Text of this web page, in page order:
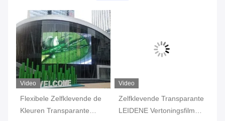
Video
Flexibele Zelfklevende de
Kleuren Transparante
Video
Zelfklevende Transparante
LEIDENE Vertoningsfilm